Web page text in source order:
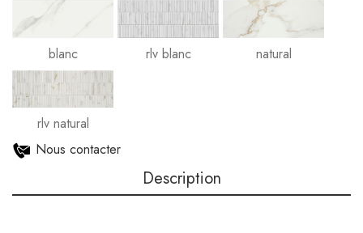
blanc rlv blanc natural
rlv natural
Nous contacter
Description